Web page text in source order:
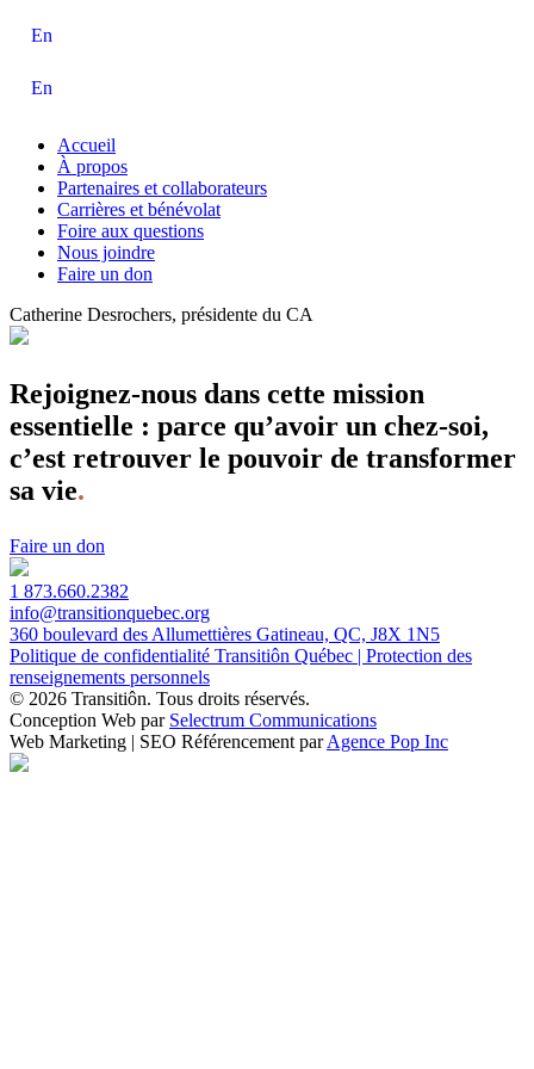
En
En
Accueil
À propos
Partenaires et collaborateurs
Carrières et bénévolat
Foire aux questions
Nous joindre
Faire un don
Catherine Desrochers, présidente du CA
Rejoignez-nous dans cette mission
essentielle : parce qu’avoir un chez-soi,
c’est retrouver le pouvoir de transformer
sa vie.
Faire un don
1 873.660.2382
info@transitionquebec.org
360 boulevard des Allumettières Gatineau, QC, J8X 1N5
Politique de confidentialité Transitiôn Québec | Protection des
renseignements personnels
© 2026 Transitiôn. Tous droits réservés.
Conception Web par Selectrum Communications
Web Marketing | SEO Référencement parAgence Pop Inc